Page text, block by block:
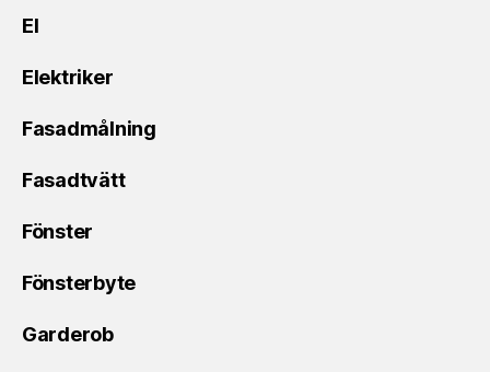
El
Elektriker
Fasadmålning
Fasadtvätt
Fönster
Fönsterbyte
Garderob